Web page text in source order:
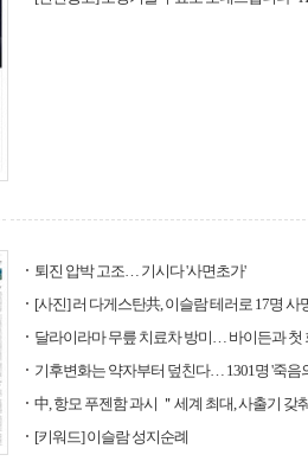
퇴진 압박 고조… 기시다 '사면초가'
[사진] 러 다게스탄共, 이슬람 테러로 17명 사
달라이라마 무릎 치료차 방미… 바이든과 첫
기후변화는 약자부터 덮친다… 1301명 '죽음
中, 항모 푸젠함 과시 ＂세계 최대, 사출기 갖
[키워드] 이슬람 성지순례